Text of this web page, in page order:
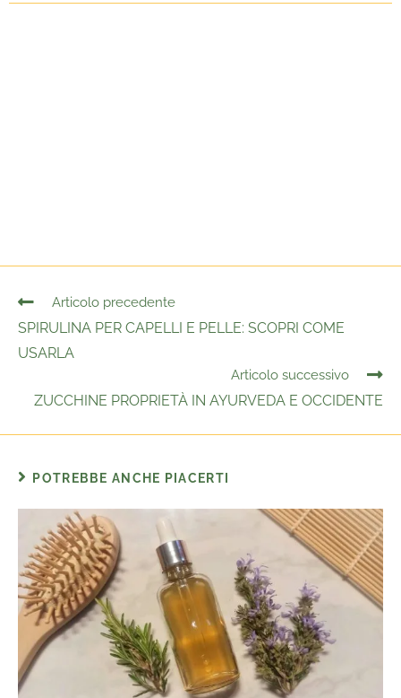
Articolo precedente
SPIRULINA PER CAPELLI E PELLE: SCOPRI COME
USARLA
Articolo successivo
ZUCCHINE PROPRIETÀ IN AYURVEDA E OCCIDENTE
POTREBBE ANCHE PIACERTI